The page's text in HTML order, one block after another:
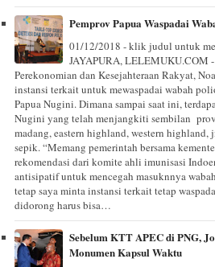
Pemprov Papua Waspadai
01/12/2018 - klik judul untuk
JAYAPURA, LELEMUKU.COM
Perekonomian dan Kesejahteraan Rakyat,
instansi terkait untuk mewaspadai wabah
Papua Nugini. Dimana sampai saat ini,
Nugini yang telah menjangkiti sembilan
madang, eastern highland, western highland,
sepik. “Memang pemerintah bersama
rekomendasi dari komite ahli imunisasi
antisipatif untuk mencegah masuknnya
tetap saya minta instansi terkait tetap
didorong harus bisa…
Sebelum KTT APEC di PNG,
Monumen Kapsul Waktu